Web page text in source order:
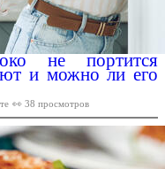
не портится
и можно ли его
👀 38 просмотров